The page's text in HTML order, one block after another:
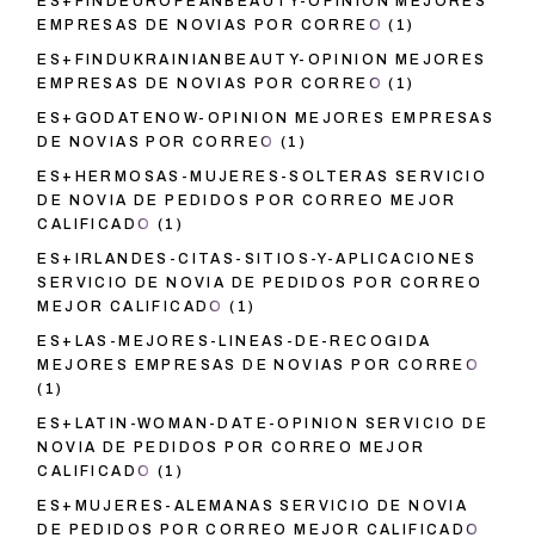
EMPRESAS DE NOVIAS POR CORREO (1)
ES+FINDUKRAINIANBEAUTY-OPINION MEJORES
EMPRESAS DE NOVIAS POR CORREO (1)
ES+GODATENOW-OPINION MEJORES EMPRESAS
DE NOVIAS POR CORREO (1)
ES+HERMOSAS-MUJERES-SOLTERAS SERVICIO
DE NOVIA DE PEDIDOS POR CORREO MEJOR
CALIFICADO (1)
ES+IRLANDES-CITAS-SITIOS-Y-APLICACIONES
SERVICIO DE NOVIA DE PEDIDOS POR CORREO
MEJOR CALIFICADO (1)
ES+LAS-MEJORES-LINEAS-DE-RECOGIDA
MEJORES EMPRESAS DE NOVIAS POR CORREO
(1)
ES+LATIN-WOMAN-DATE-OPINION SERVICIO DE
NOVIA DE PEDIDOS POR CORREO MEJOR
CALIFICADO (1)
ES+MUJERES-ALEMANAS SERVICIO DE NOVIA
DE PEDIDOS POR CORREO MEJOR CALIFICADO